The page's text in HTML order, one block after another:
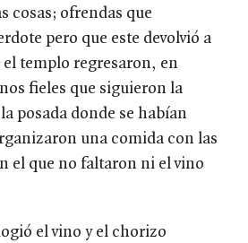
cosas; ofrendas que
pero que este devolvió a
templo regresaron, en
fieles que siguieron la
posada donde se habían
una comida con las
el que no faltaron ni el vino
el vino y el chorizo